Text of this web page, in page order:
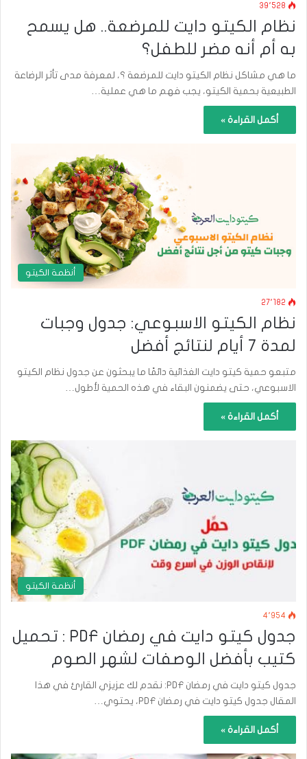
39٬528
نظام الكيتو دايت للمرضعة.. هل يسمح
به أم أنه مضر للطفل؟
ما هي مشاكل نظام الكيتو دايت للمرضعة ؟، لمعرفة مدى تأثر الرضاعة
الطبيعية بحمية الكيتو، يجب فهم ما هي عملية…
أكمل القراءة »
أنظمة الكيتو
27٬182
نظام الكيتو الاسبوعي: جدول وجبات
لمدة 7 أيام لنتائج أفضل
متبعو حمية كيتو دايت الغذائية دائمًا ما يبحثون عن جدول نظام الكيتو
الاسبوعي، حتى يضمنون البقاء في هذه الحمية لأطول…
أكمل القراءة »
أنظمة الكيتو
4٬954
جدول كيتو دايت في رمضان PDF : تحميل
كتيب بأفضل الوصفات لشهر الصوم
جدول كيتو دايت في رمضان PDF: نقدم لك عزيزي القارئ في هذا
المقال جدول كيتو دايت في رمضان PDF، يحتوي…
أكمل القراءة »